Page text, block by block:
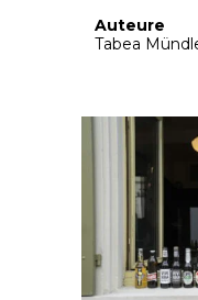
Auteure
Tabea